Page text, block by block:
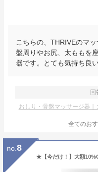
こちらの、THRIVEのマ
盤周りやお尻、太ももを
器です。とても気持ち良
回
おしり・骨盤マッサージ器
全てのお
no. 8